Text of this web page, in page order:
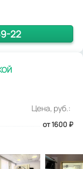
22
Цена, руб.:
от 1600 ₽